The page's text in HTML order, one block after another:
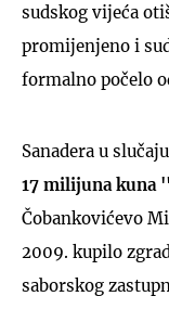
sudskog vijeća
promijenjeno i
formalno počelo
Sanadera u
17 milijuna kuna
Čobankovićevo
2009. kupilo
saborskog